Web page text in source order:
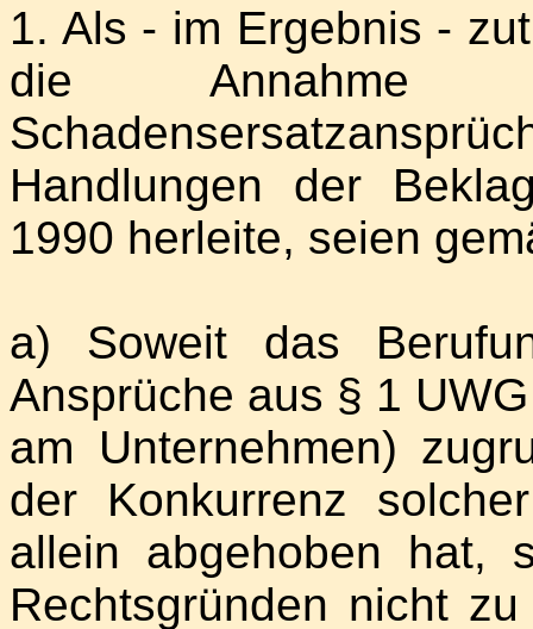
1. Als - im Ergebnis -
die Annahme
Handlungen der
1990 herleite, seien
a) Soweit das
Ansprüche aus § 1
am Unternehmen)
der Konkurrenz
allein abgehoben hat,
Rechtsgründen nicht